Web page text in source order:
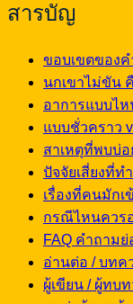
สารบัญ
ขอบเขตของ
นกเขาไม่ขัน
อาการแบบไห
แบบชั่วคราว
สาเหตุที่พบบ่อ
ปัจจัยเสี่ยงที่ท
เรื่องที่คนมักเ
กรณีไหนควร
FAQ คำถาม
อ่านต่อ / บทค
ผู้เขียน / ผู้ทบ